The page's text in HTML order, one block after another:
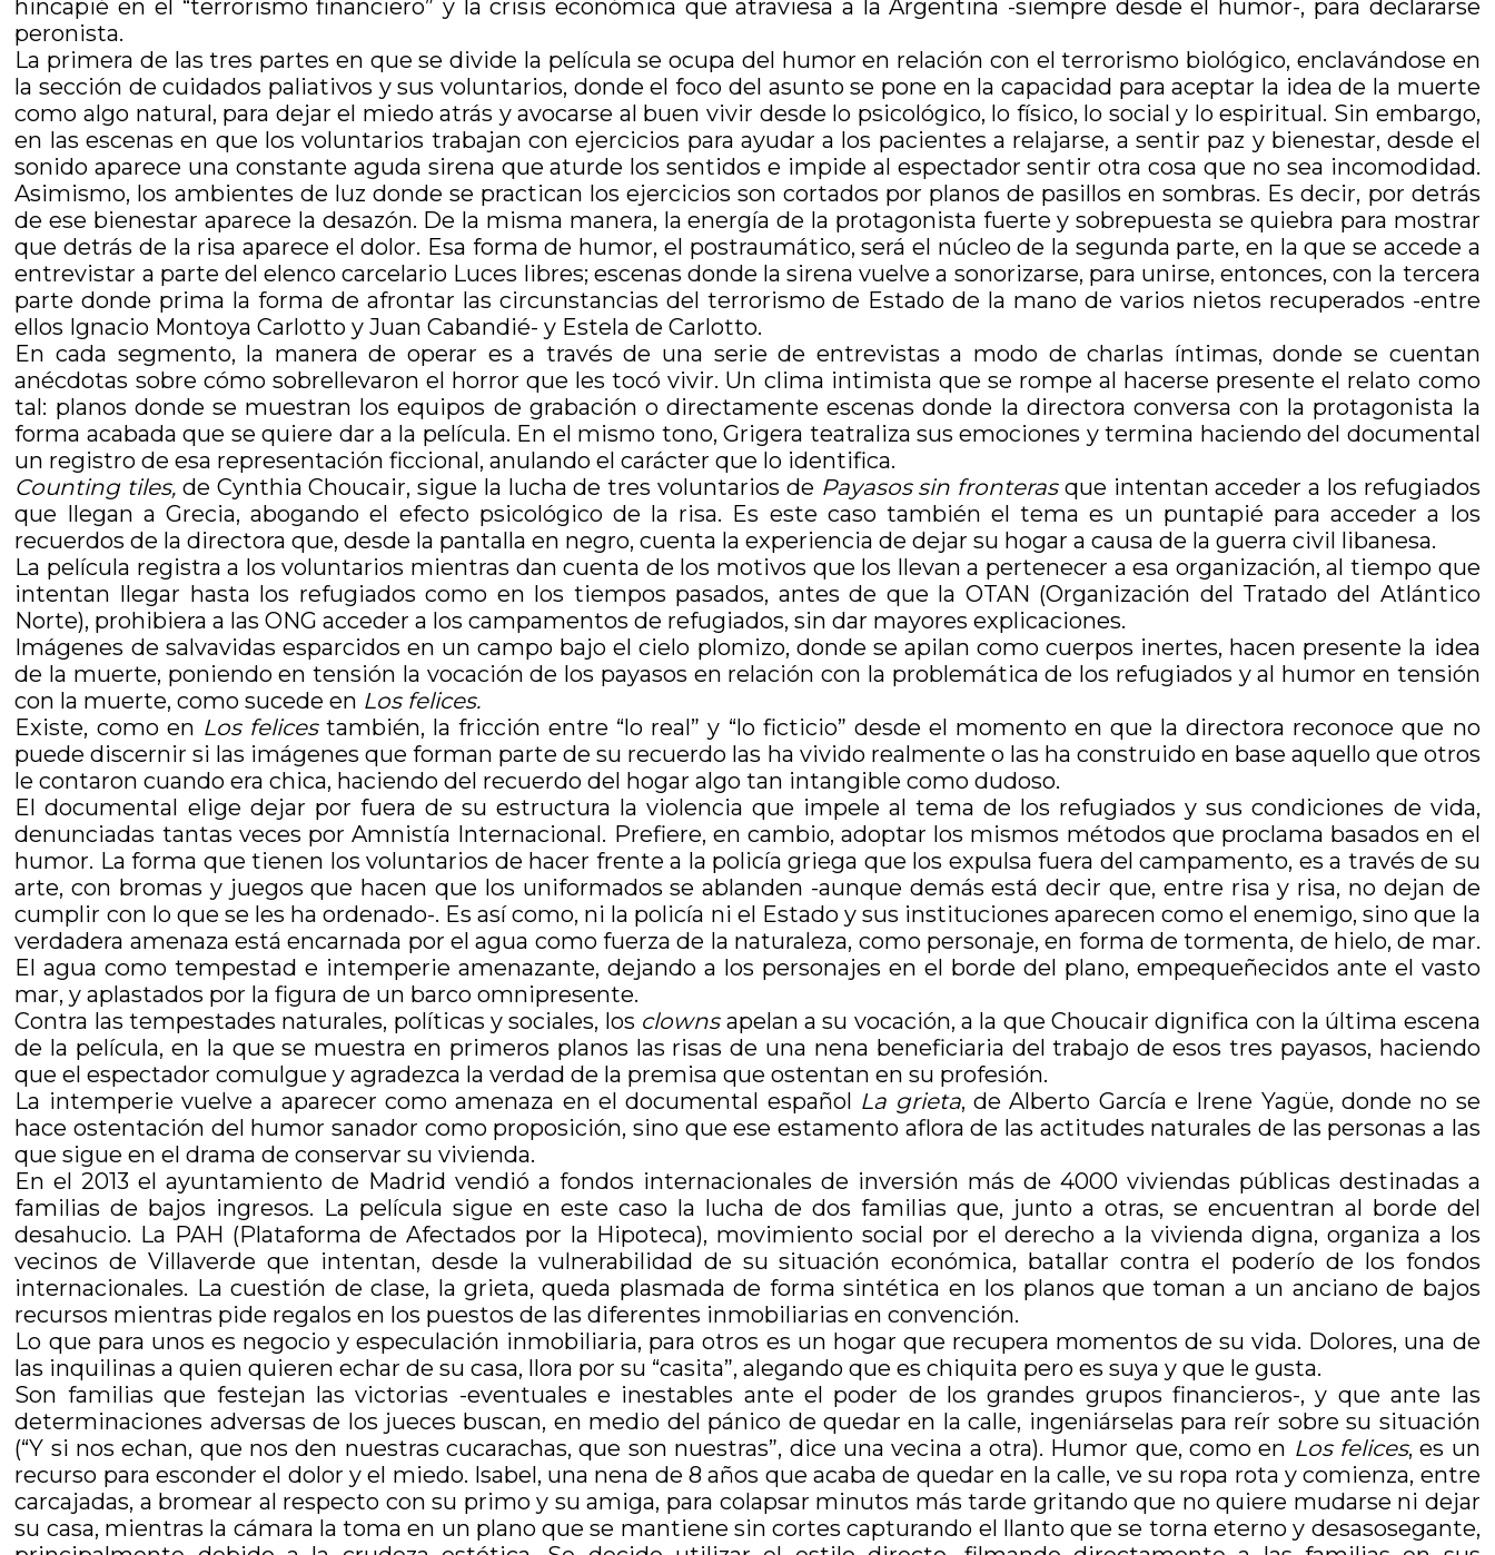
hincapié en el “terrorismo financiero” y la crisis económica que atraviesa a la Argentina -siempre desde el humor-, para declararse
peronista.
La primera de las tres partes en que se divide la película se ocupa del humor en relación con el terrorismo biológico, enclavándose en
la sección de cuidados paliativos y sus voluntarios, donde el foco del asunto se pone en la capacidad para aceptar la idea de la muerte
como algo natural, para dejar el miedo atrás y avocarse al buen vivir desde lo psicológico, lo físico, lo social y lo espiritual. Sin embargo,
en las escenas en que los voluntarios trabajan con ejercicios para ayudar a los pacientes a relajarse, a sentir paz y bienestar, desde el
sonido aparece una constante aguda sirena que aturde los sentidos e impide al espectador sentir otra cosa que no sea incomodidad.
Asimismo, los ambientes de luz donde se practican los ejercicios son cortados por planos de pasillos en sombras. Es decir, por detrás
de ese bienestar aparece la desazón. De la misma manera, la energía de la protagonista fuerte y sobrepuesta se quiebra para mostrar
que detrás de la risa aparece el dolor. Esa forma de humor, el postraumático, será el núcleo de la segunda parte, en la que se accede a
entrevistar a parte del elenco carcelario Luces libres; escenas donde la sirena vuelve a sonorizarse, para unirse, entonces, con la tercera
parte donde prima la forma de afrontar las circunstancias del terrorismo de Estado de la mano de varios nietos recuperados -entre
ellos Ignacio Montoya Carlotto y Juan Cabandié- y Estela de Carlotto.
En cada segmento, la manera de operar es a través de una serie de entrevistas a modo de charlas íntimas, donde se cuentan
anécdotas sobre cómo sobrellevaron el horror que les tocó vivir. Un clima intimista que se rompe al hacerse presente el relato como
tal: planos donde se muestran los equipos de grabación o directamente escenas donde la directora conversa con la protagonista la
forma acabada que se quiere dar a la película. En el mismo tono, Grigera teatraliza sus emociones y termina haciendo del documental
un registro de esa representación ficcional, anulando el carácter que lo identifica.
Counting tiles, de Cynthia Choucair, sigue la lucha de tres voluntarios de Payasos sin fronterasque intentan acceder a los refugiados
que llegan a Grecia, abogando el efecto psicológico de la risa. Es este caso también el tema es un puntapié para acceder a los
recuerdos de la directora que, desde la pantalla en negro, cuenta la experiencia de dejar su hogar a causa de la guerra civil libanesa.
La película registra a los voluntarios mientras dan cuenta de los motivos que los llevan a pertenecer a esa organización, al tiempo que
intentan llegar hasta los refugiados como en los tiempos pasados, antes de que la OTAN (Organización del Tratado del Atlántico
Norte), prohibiera a las ONG acceder a los campamentos de refugiados, sin dar mayores explicaciones.
Imágenes de salvavidas esparcidos en un campo bajo el cielo plomizo, donde se apilan como cuerpos inertes, hacen presente la idea
de la muerte, poniendo en tensión la vocación de los payasos en relación con la problemática de los refugiados y al humor en tensión
con la muerte, como sucede en Los felices.
Existe, como en Los felices también, la fricción entre “lo real” y “lo ficticio” desde el momento en que la directora reconoce que no
puede discernir si las imágenes que forman parte de su recuerdo las ha vivido realmente o las ha construido en base aquello que otros
le contaron cuando era chica, haciendo del recuerdo del hogar algo tan intangible como dudoso.
El documental elige dejar por fuera de su estructura la violencia que impele al tema de los refugiados y sus condiciones de vida,
denunciadas tantas veces por Amnistía Internacional. Prefiere, en cambio, adoptar los mismos métodos que proclama basados en el
humor. La forma que tienen los voluntarios de hacer frente a la policía griega que los expulsa fuera del campamento, es a través de su
arte, con bromas y juegos que hacen que los uniformados se ablanden -aunque demás está decir que, entre risa y risa, no dejan de
cumplir con lo que se les ha ordenado-. Es así como, ni la policía ni el Estado y sus instituciones aparecen como el enemigo, sino que la
verdadera amenaza está encarnada por el agua como fuerza de la naturaleza, como personaje, en forma de tormenta, de hielo, de mar.
El agua como tempestad e intemperie amenazante, dejando a los personajes en el borde del plano, empequeñecidos ante el vasto
mar, y aplastados por la figura de un barco omnipresente.
Contra las tempestades naturales, políticas y sociales, los clowns apelan a su vocación, a la que Choucair dignifica con la última escena
de la película, en la que se muestra en primeros planos las risas de una nena beneficiaria del trabajo de esos tres payasos, haciendo
que el espectador comulgue y agradezca la verdad de la premisa que ostentan en su profesión.
La intemperie vuelve a aparecer como amenaza en el documental español La grieta, de Alberto García e Irene Yagüe, donde no se
hace ostentación del humor sanador como proposición, sino que ese estamento aflora de las actitudes naturales de las personas a las
que sigue en el drama de conservar su vivienda.
En el 2013 el ayuntamiento de Madrid vendió a fondos internacionales de inversión más de 4000 viviendas públicas destinadas a
familias de bajos ingresos. La película sigue en este caso la lucha de dos familias que, junto a otras, se encuentran al borde del
desahucio. La PAH (Plataforma de Afectados por la Hipoteca), movimiento social por el derecho a la vivienda digna, organiza a los
vecinos de Villaverde que intentan, desde la vulnerabilidad de su situación económica, batallar contra el poderío de los fondos
internacionales. La cuestión de clase, la grieta, queda plasmada de forma sintética en los planos que toman a un anciano de bajos
recursos mientras pide regalos en los puestos de las diferentes inmobiliarias en convención.
Lo que para unos es negocio y especulación inmobiliaria, para otros es un hogar que recupera momentos de su vida. Dolores, una de
las inquilinas a quien quieren echar de su casa, llora por su “casita”, alegando que es chiquita pero es suya y que le gusta.
Son familias que festejan las victorias -eventuales e inestables ante el poder de los grandes grupos financieros-, y que ante las
determinaciones adversas de los jueces buscan, en medio del pánico de quedar en la calle, ingeniárselas para reír sobre su situación
(“Y si nos echan, que nos den nuestras cucarachas, que son nuestras”, dice una vecina a otra). Humor que, como en Los felices, es un
recurso para esconder el dolor y el miedo. Isabel, una nena de 8 años que acaba de quedar en la calle, ve su ropa rota y comienza, entre
carcajadas, a bromear al respecto con su primo y su amiga, para colapsar minutos más tarde gritando que no quiere mudarse ni dejar
su casa, mientras la cámara la toma en un plano que se mantiene sin cortes capturando el llanto que se torna eterno y desasosegante,